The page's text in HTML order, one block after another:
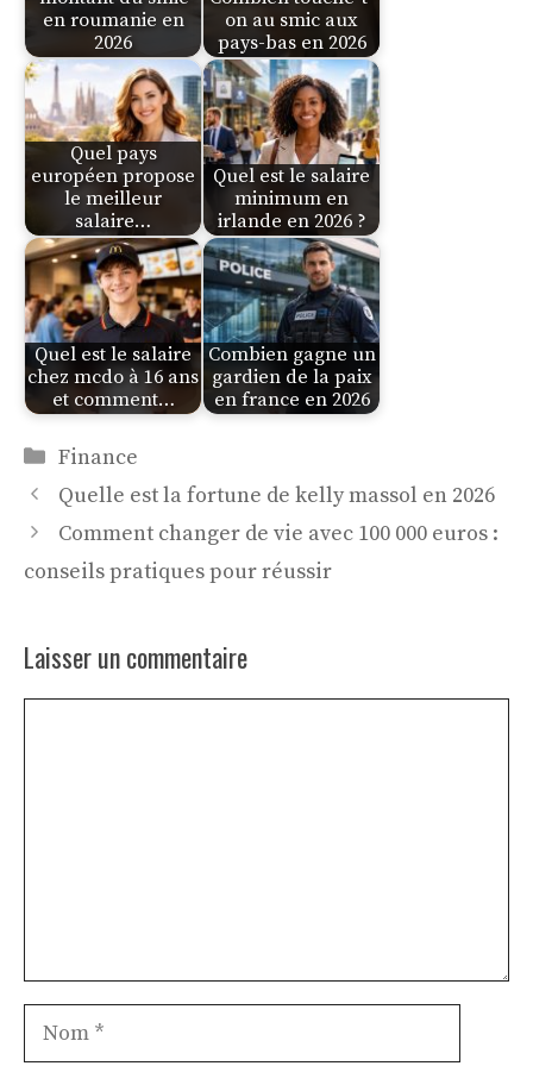
en roumanie en
2026
on au smic aux
pays-bas en 2026
Quel pays
européen propose
le meilleur
salaire…
Quel est le salaire
minimum en
irlande en 2026 ?
Quel est le salaire
chez mcdo à 16 ans
et comment…
Combien gagne un
gardien de la paix
en france en 2026
Catégories
Finance
Quelle est la fortune de kelly massol en 2026
Comment changer de vie avec 100 000 euros :
conseils pratiques pour réussir
Laisser un commentaire
Nom